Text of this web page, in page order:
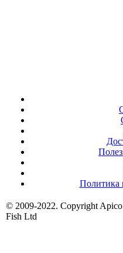
Политика
© 2009-2022. Copyright Apico
Fish Ltd